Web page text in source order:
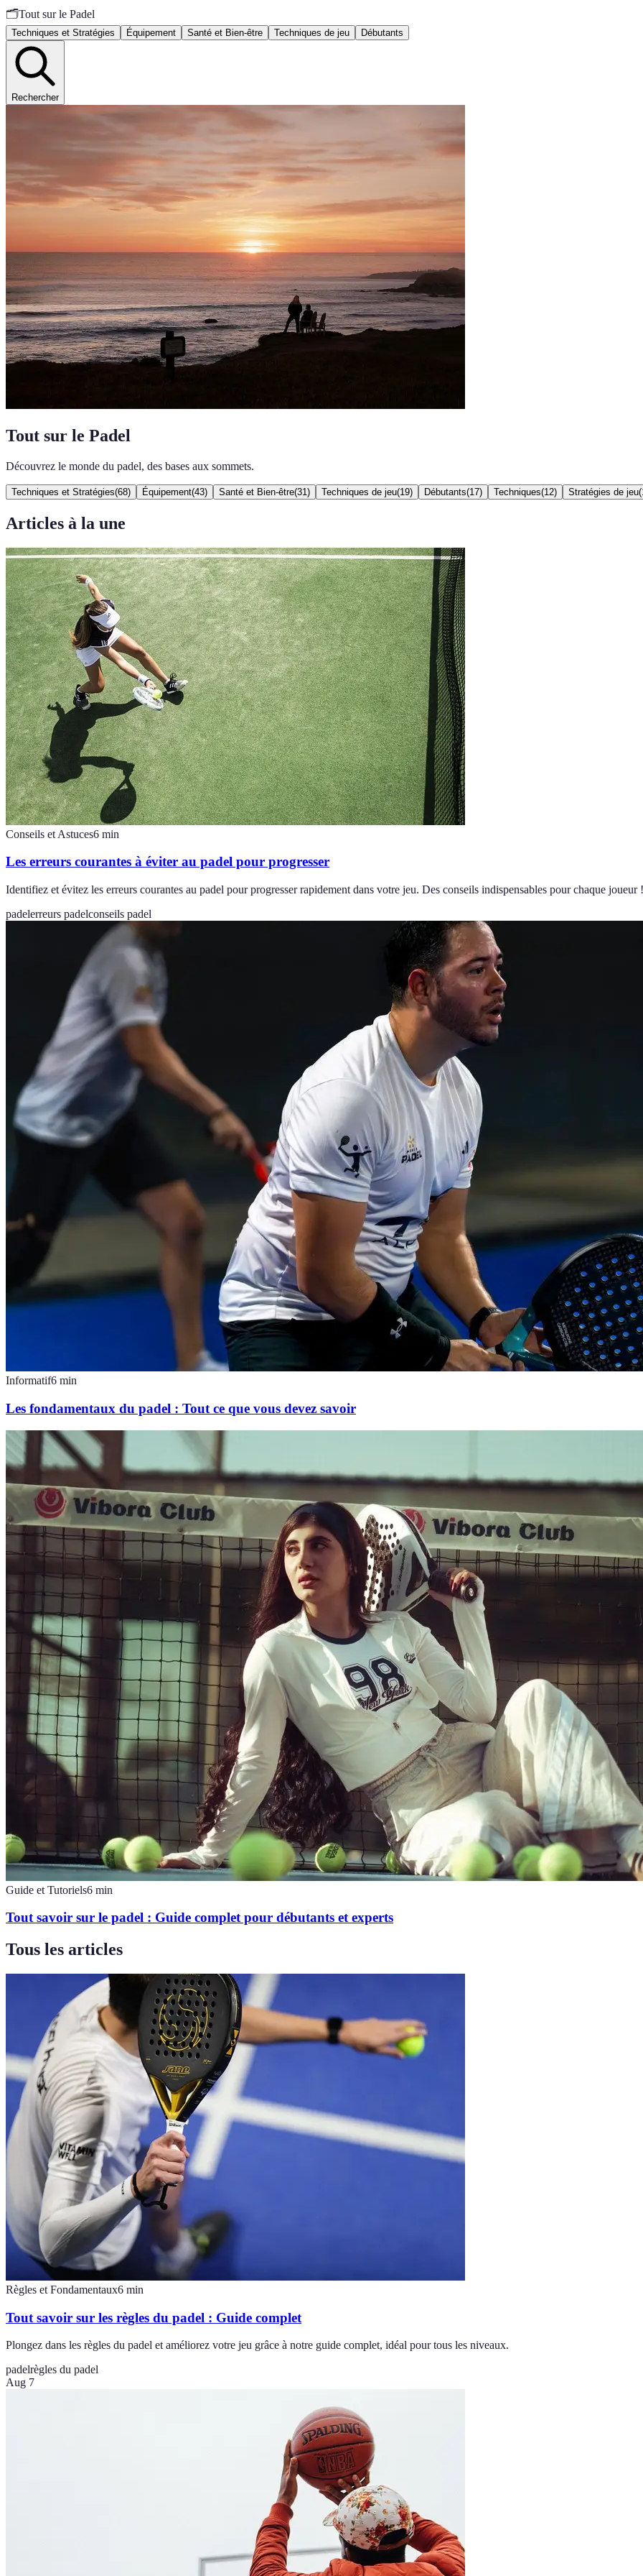
🗂️Tout sur le Padel
Techniques et Stratégies Équipement Santé et Bien-être Techniques de jeu Débutants
Rechercher
Tout sur le Padel
Découvrez le monde du padel, des bases aux sommets.
Techniques et Stratégies(68) Équipement(43) Santé et Bien-être(31 ) Techniques de jeu(19) Débutants(17) Techniques(12) Stratégies de jeu(
Articles à la une
Conseils et Astuces6 min
Les erreurs courantes à éviter au padel pour progresser
Identifiez et évitez les erreurs courantes au padel pour progresser rapidement dans votre jeu. Des conseils indispensables pour chaque joueur !
padelerreurs padelconseils padel
Informatif6 min
Les fondamentaux du padel : Tout ce que vous devez savoir
Guide et Tutoriels6 min
Tout savoir sur le padel : Guide complet pour débutants et experts
Tous les articles
Règles et Fondamentaux6 min
Tout savoir sur les règles du padel : Guide complet
Plongez dans les règles du padel et améliorez votre jeu grâce à notre guide complet, idéal pour tous les niveaux.
padelrègles du padel
Aug 7